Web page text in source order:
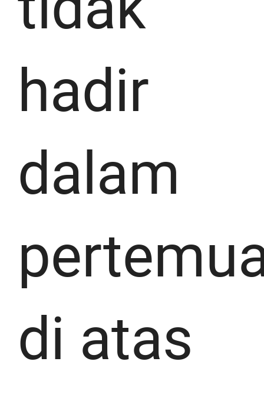
hadir
dalam
di atas